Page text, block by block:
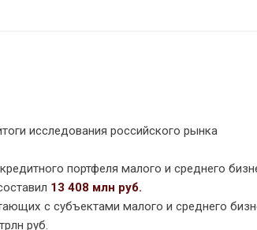
исследования российского рынка
портфеля малого и среднего
13 408 млн руб.
с субъектами малого и среднего
руб.